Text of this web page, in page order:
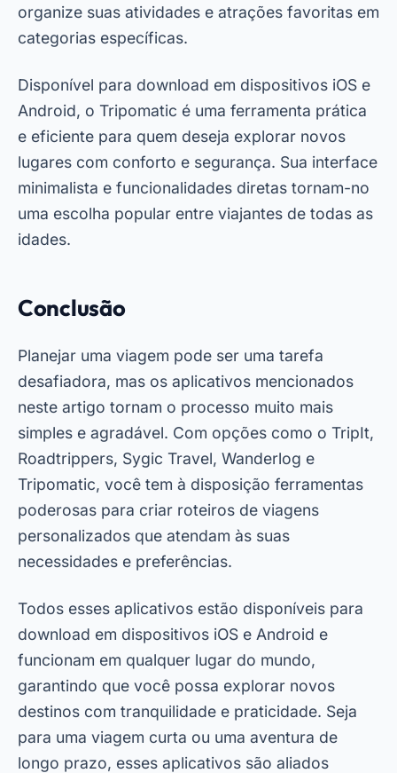
organize suas atividades e atrações favoritas em
categorias específicas.
Disponível para download em dispositivos iOS e
Android, o Tripomatic é uma ferramenta prática
e eficiente para quem deseja explorar novos
lugares com conforto e segurança. Sua interface
minimalista e funcionalidades diretas tornam-no
uma escolha popular entre viajantes de todas as
idades.
Conclusão
Planejar uma viagem pode ser uma tarefa
desafiadora, mas os aplicativos mencionados
neste artigo tornam o processo muito mais
simples e agradável. Com opções como o TripIt,
Roadtrippers, Sygic Travel, Wanderlog e
Tripomatic, você tem à disposição ferramentas
poderosas para criar roteiros de viagens
personalizados que atendam às suas
necessidades e preferências.
Todos esses aplicativos estão disponíveis para
download em dispositivos iOS e Android e
funcionam em qualquer lugar do mundo,
garantindo que você possa explorar novos
destinos com tranquilidade e praticidade. Seja
para uma viagem curta ou uma aventura de
longo prazo, esses aplicativos são aliados